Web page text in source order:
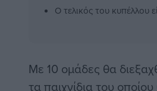
Ο τελικός του κυπέλλου
Με 10 ομάδες θα
τα παιχνίδια του